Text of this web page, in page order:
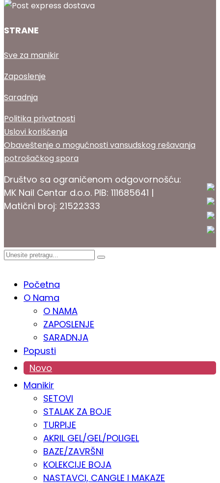
STRANE
Sve za manikir
Zaposlenje
Saradnja
Politika privatnosti
Uslovi korišćenja
Obaveštenje o mogućnosti vansudskog rešavanja
potrošačkog spora
Društvo sa ograničenom odgovornošću:
MK Nail Centar d.o.o. PIB: 111685641 |
Matični broj: 21522333
Početna
O Nama
O NAMA
ZAPOSLENJE
SARADNJA
Popusti
Novo
Manikir
SETOVI
STALAK ZA BOJE
TURPIJE
AKRIL GEL/GEL/POLIGEL
BAZE/ZAVRŠNI
KOLEKCIJE BOJA
NASTAVCI, CANGLE I MAKAZE